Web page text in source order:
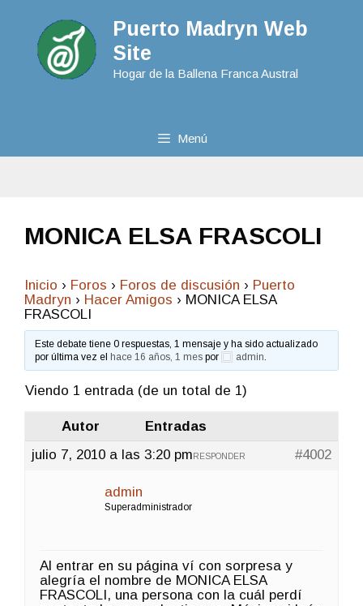
Puerto Madryn Web
Site
Hogar de la Ballena Franca Austral
Menú
MONICA ELSA FRASCOLI
Inicio › Foros › Foros de discusión › Puerto
Madryn › Hacer Amigos › MONICA ELSA
FRASCOLI
Este debate tiene 0 respuestas, 1 mensaje y ha sido actualizado
por última vez elhace 16 años, 1 mes por admin
Viendo 1 entrada (de un total de 1)
Autor
Entradas
julio 7, 2010 a las 3:20 pm
#4002
RESPONDER
admin
Superadministrador
Al entrar en su página ví con sorpresa y
alegría el nombre de MONICA ELSA
FRASCOLI, una persona con la cuál perdí